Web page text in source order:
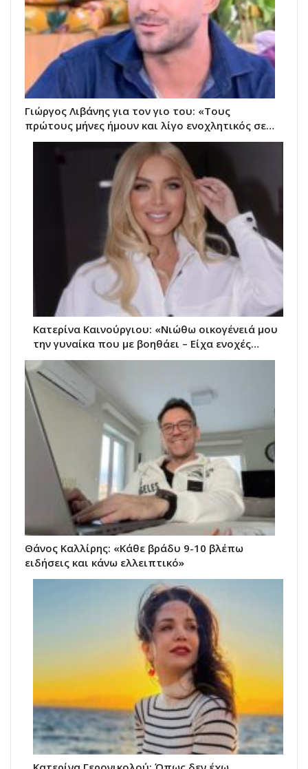
Γιώργος Λιβάνης για τον γιο του: «Τους
πρώτους μήνες ήμουν και λίγο ενοχλητικός σε…
Κατερίνα Καινούργιου: «Νιώθω οικογένειά μου
την γυναίκα που με βοηθάει – Είχα ενοχές…
Θάνος Καλλίρης: «Κάθε βράδυ 9-10 βλέπω
ειδήσεις και κάνω ελλειπτικό»